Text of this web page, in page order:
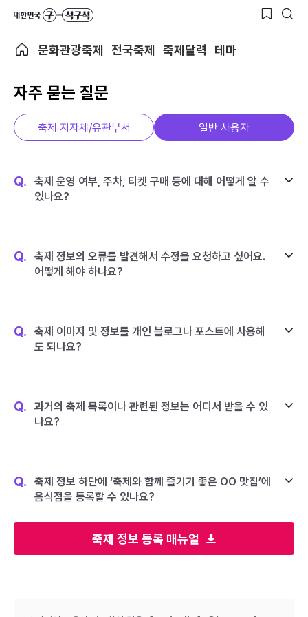
문화관광축제 전국축제 축제달력 테마
자주 묻는 질문
축제 정보 등록 매뉴얼
축제 지자체/유관부서 일반 사용자
Q.
축제 운영 여부, 주차, 티켓 구매 등에 대해 어떻게 알 수
있나요?
Q.
축제 정보의 오류를 발견해서 수정을 요청하고 싶어요.
어떻게 해야 하나요?
Q.
축제 이미지 및 정보를 개인 블로그나 포스트에 사용해
도 되나요?
Q.
과거의 축제 목록이나 관련된 정보는 어디서 받을 수 있
나요?
Q.
축제 정보 하단에 ‘축제와 함께 즐기기 좋은 OO 맛집’에
음식점을 등록할 수 있나요?